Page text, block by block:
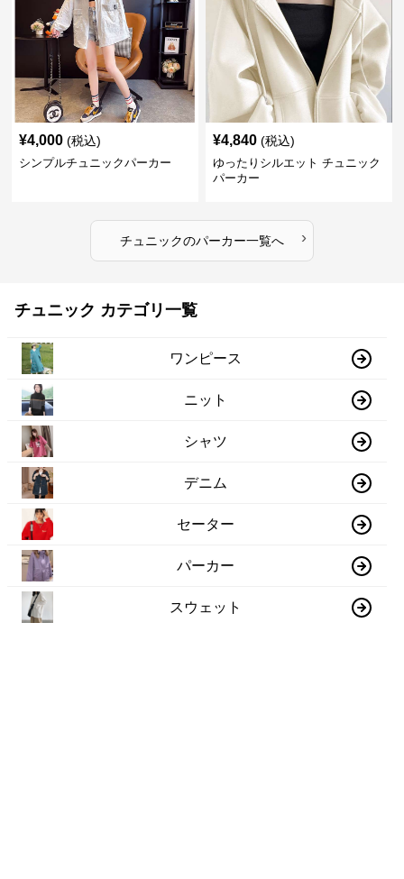
¥4,000 (税込)
シンプルチュニックパーカー
¥4,840 (税込)
ゆったりシルエット チュニック
パーカー
チュニックのパーカー一覧へ ›
チュニック カテゴリ一覧
ワンピース
ニット
シャツ
デニム
セーター
パーカー
スウェット